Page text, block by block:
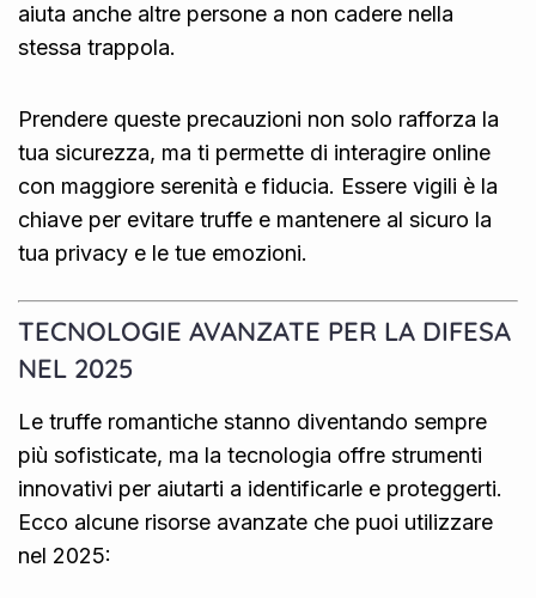
aiuta anche altre persone a non cadere nella
stessa trappola.
Prendere queste precauzioni non solo rafforza la
tua sicurezza, ma ti permette di interagire online
con maggiore serenità e fiducia. Essere vigili è la
chiave per evitare truffe e mantenere al sicuro la
tua privacy e le tue emozioni.
TECNOLOGIE AVANZATE PER LA DIFESA
NEL 2025
Le truffe romantiche stanno diventando sempre
più sofisticate, ma la tecnologia offre strumenti
innovativi per aiutarti a identificarle e proteggerti.
Ecco alcune risorse avanzate che puoi utilizzare
nel 2025: